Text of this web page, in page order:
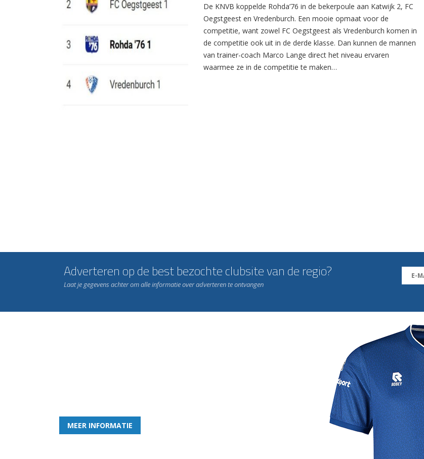
De KNVB koppelde Rohda’76 in de bekerpoule aan Katwijk 2, FC
Oegstgeest en Vredenburch. Een mooie opmaat voor de
competitie, want zowel FC Oegstgeest als Vredenburch komen in
de competitie ook uit in de derde klasse. Dan kunnen de mannen
van trainer-coach Marco Lange direct het niveau ervaren
waarmee ze in de competitie te maken…
Adverteren op de best bezochte clubsite van de regio?
Laat je gegevens achter om alle informatie over adverteren te ontvangen
MEER INFORMATIE